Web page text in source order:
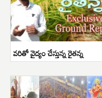
వరితో వైద్యం చేస్తున్న రైతన్న